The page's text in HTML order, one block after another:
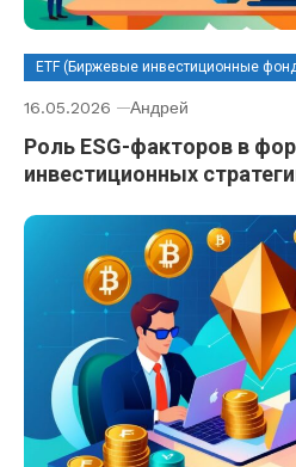
ETF (Биржевые инвестиционные
16.05.2026 Андрей
Роль ESG-факторов в
инвестиционных